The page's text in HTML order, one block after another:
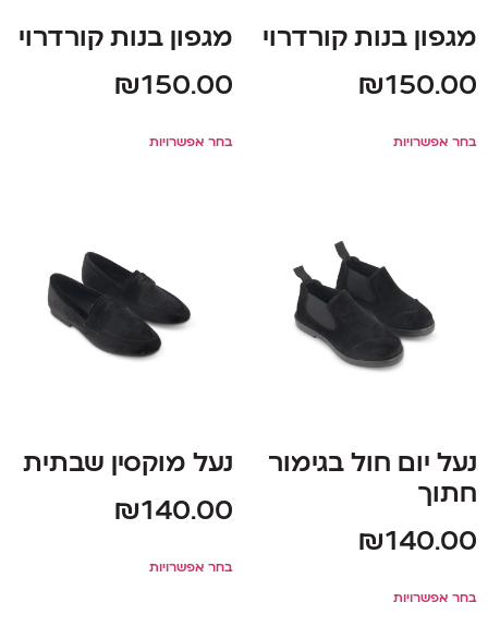
מגפון בנות קורדרוי
₪150.00
בחר אפשרויות
מגפון בנות קורדרוי
₪150.00
בחר אפשרויות
נעל יום חול בגימור
חתוך
₪140.00
בחר אפשרויות
נעל מוקסין שבתית
₪140.00
בחר אפשרויות